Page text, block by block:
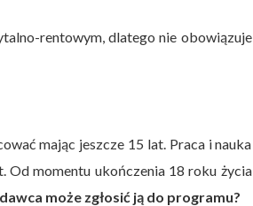
rentowym, dlatego nie obowiązuje
mając jeszcze 15 lat. Praca i nauka
Od momentu ukończenia 18 roku życia
może zgłosić ją do programu?